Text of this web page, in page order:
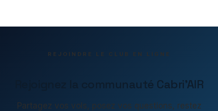
REJOINDRE LE CLUB EN LIGNE
Rejoignez la communauté Cabri'AIR
Partagez vos vols, posez vos questions, restez